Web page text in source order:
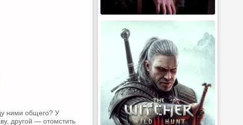
ними общего? У
другой — отомстить